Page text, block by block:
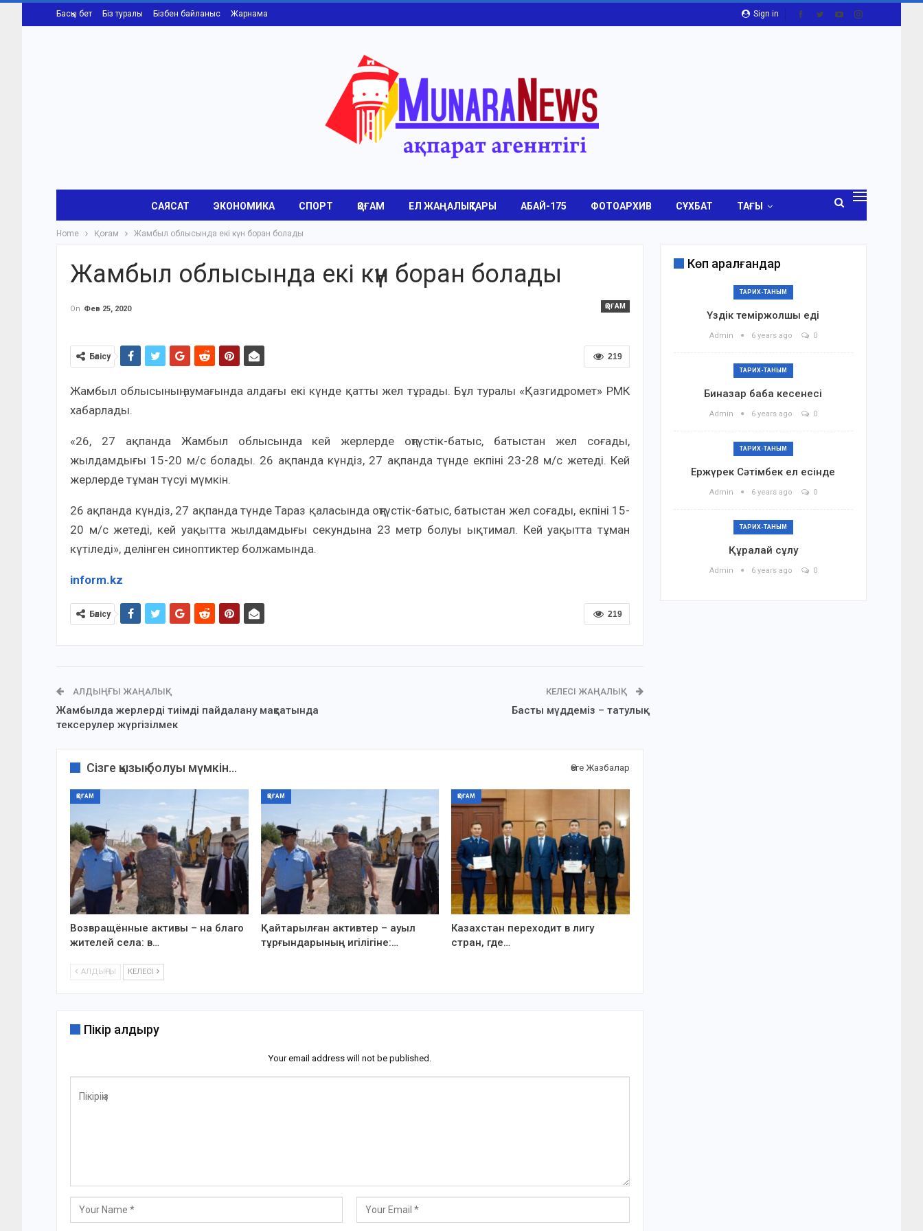
Sign in
Басқы бет Біз туралы Бізбен байланыс Жарнама
САЯСАТ ЭКОНОМИКА СПОРТ ҚОҒАМ ЕЛ ЖАҢАЛЫҚТАРЫ АБАЙ-175 ФОТОАРХИВ СҰХБАТ ТАҒЫ
Home Қоғам Жамбыл облысында екі күн боран болады
Жамбыл облысында екі күн боран болады
ҚОҒАМ
On Фев 25, 2020
219
Бөлісу
Жамбыл облысының аумағында алдағы екі күнде қатты жел тұрады. Бұл туралы «Қазгидромет» РМК
хабарлады.
«26, 27 ақпанда Жамбыл облысында кей жерлерде оңтүстік-батыс, батыстан жел соғады,
жылдамдығы 15-20 м/с болады. 26 ақпанда күндіз, 27 ақпанда түнде екпіні 23-28 м/с жетеді. Кей
жерлерде тұман түсуі мүмкін.
26 ақпанда күндіз, 27 ақпанда түнде Тараз қаласында оңтүстік-батыс, батыстан жел соғады, екпіні 15-
20 м/с жетеді, кей уақытта жылдамдығы секундына 23 метр болуы ықтимал. Кей уақытта тұман
күтіледі», делінген синоптиктер болжамында.
inform.kz
219
Бөлісу
АЛДЫҢҒЫ ЖАҢАЛЫҚ
Жамбылда жерлерді тиімді пайдалану мақсатында
тексерулер жүргізілмек
КЕЛЕСІ ЖАҢАЛЫҚ
Басты мүддеміз – татулық
Сізге қызық болуы мүмкін... Өзге Жазбалар
ҚОҒАМ
Возвращённые активы – на благо
жителей села: в…
ҚОҒАМ
Қайтарылған активтер – ауыл
тұрғындарының игілігіне:…
ҚОҒАМ
Казахстан переходит в лигу
стран, где…
АЛДЫҢҒЫ КЕЛЕСІ
Пікір қалдыру
Your email address will not be published.
Көп қаралғандар
ТАРИХ-ТАНЫМ
Үздік теміржолшы еді
Admin 6 years ago 0
ТАРИХ-ТАНЫМ
Биназар баба кесенесі
Admin 6 years ago 0
ТАРИХ-ТАНЫМ
Ержүрек Сәтімбек ел есінде
Admin 6 years ago 0
ТАРИХ-ТАНЫМ
Құралай сұлу
Admin 6 years ago 0